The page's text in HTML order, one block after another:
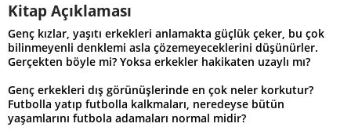
Kitap Açıklaması
Genç kızlar, yaşıtı erkekleri anlamakta güçlük çeker, bu çok
bilinmeyenli denklemi asla çözemeyeceklerini düşünürler.
Gerçekten böyle mi? Yoksa erkekler hakikaten uzaylı mı?
Genç erkekleri dış görünüşlerinde en çok neler korkutur?
Futbolla yatıp futbolla kalkmaları, neredeyse bütün
yaşamlarını futbola adamaları normal midir?